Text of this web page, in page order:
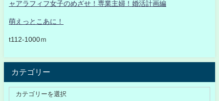
ャアラフィフ女子のめざせ！専業主婦！婚活計画編
萌えっとこあに！
t112-1000ｍ
カテゴリー